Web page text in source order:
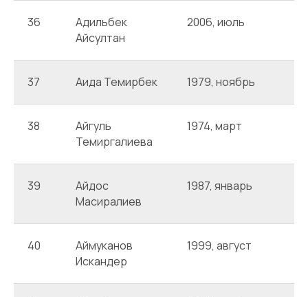
36
Адильбек
Айсултан
2006, июль
37 Аида Темирбек 1979, ноябрь
38
Айгуль
Темиргалиева
1974, март
39
Айдос
Масиралиев
1987, январь
40
Аймуканов
Искандер
1999, август